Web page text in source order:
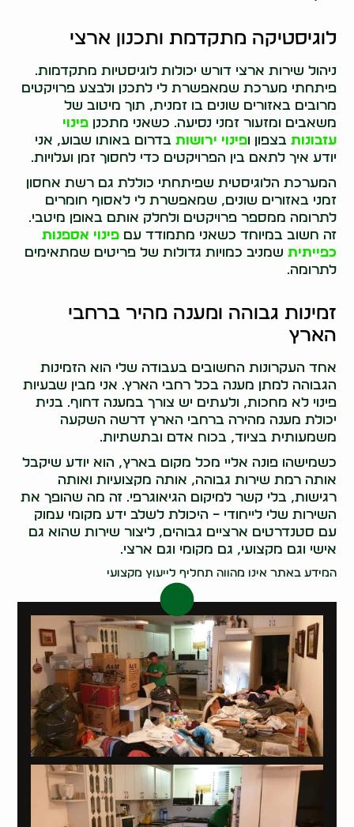
לוגיסטיקה מתקדמת ותכנון ארצי
ניהול שירות ארצי דורש יכולות לוגיסטיות מתקדמות.
פיתחתי מערכת שמאפשרת לי לתכנן ולבצע פרויקטים
מרובים באזורים שונים בו זמנית, תוך מיטוב של
משאבים ומזעור זמני נסיעה. כשאני מתכנןפינוי
עזבונות בצפון ופינוי ירושות בדרום באותו שבוע, אני
יודע איך לתאם בין הפרויקטים כדי לחסוך זמן ועלויות.
המערכת הלוגיסטית שפיתחתי כוללת גם רשת אחסון
זמני באזורים שונים, שמאפשרת לי לאסוף חומרים
לתרומה ממספר פרויקטים ולחלק אותם באופן מיטבי.
זה חשוב במיוחד כשאני מתמודד עםפינוי אספנות
כפייתית שמניב כמויות גדולות של פריטים שמתאימים
לתרומה.
זמינות גבוהה ומענה מהיר ברחבי
הארץ
אחד העקרונות החשובים בעבודה שלי הוא הזמינות
הגבוהה למתן מענה בכל רחבי הארץ. אני מבין שבעיות
פינוי לא מחכות, ולעתים יש צורך במענה דחוף. בנית
יכולת מענה מהירה ברחבי הארץ דרשה השקעה
משמעותית בציוד, בכוח אדם ובתשתיות.
כשמישהו פונה אליי מכל מקום בארץ, הוא יודע שיקבל
אותה רמת שירות גבוהה, אותה מקצועיות ואותה
רגישות, בלי קשר למיקום הגיאוגרפי. זה מה שהופך את
השירות שלי לייחודי – היכולת לשלב ידע מקומי עמוק
עם סטנדרטים ארציים גבוהים, ליצור שירות שהוא גם
אישי וגם מקצועי, גם מקומי וגם ארצי.
המידע באתר אינו מהווה תחליף לייעוץ מקצועי